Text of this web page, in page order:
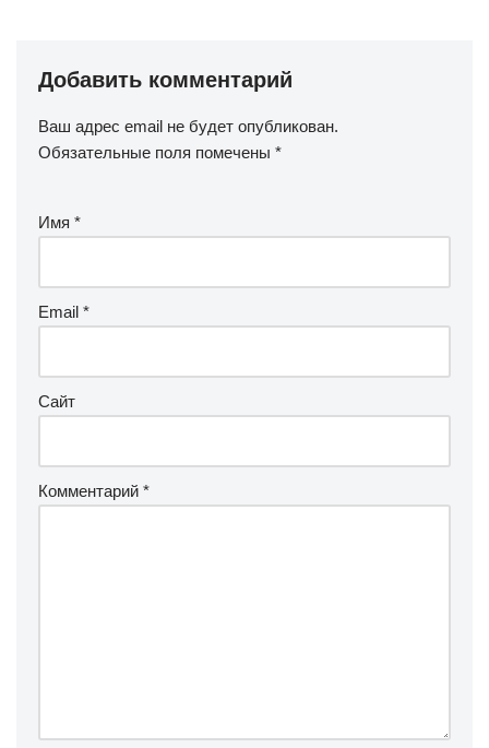
Добавить комментарий
Ваш адрес email не будет опубликован.
Обязательные поля помечены *
Имя *
Email *
Сайт
Комментарий *